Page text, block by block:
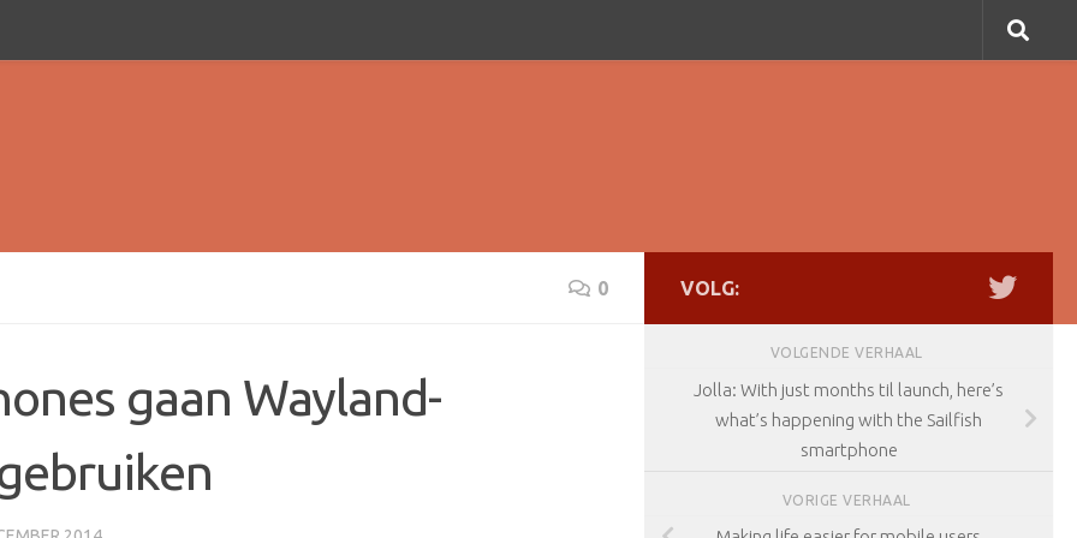
0
gaan Wayland-
VOLG:
VOLGENDE VERHAAL
Jolla: With just months til launch, here’s
what’s happening with the Sailfish
smartphone
VORIGE VERHAAL